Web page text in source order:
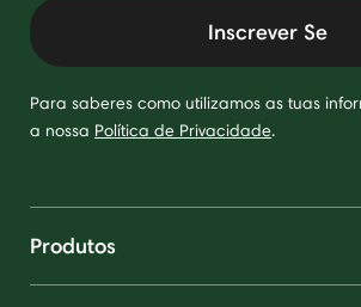
Inscrever Se
Para saberes como utilizamos as tuas
a nossa Política de Privacidade.
Produtos